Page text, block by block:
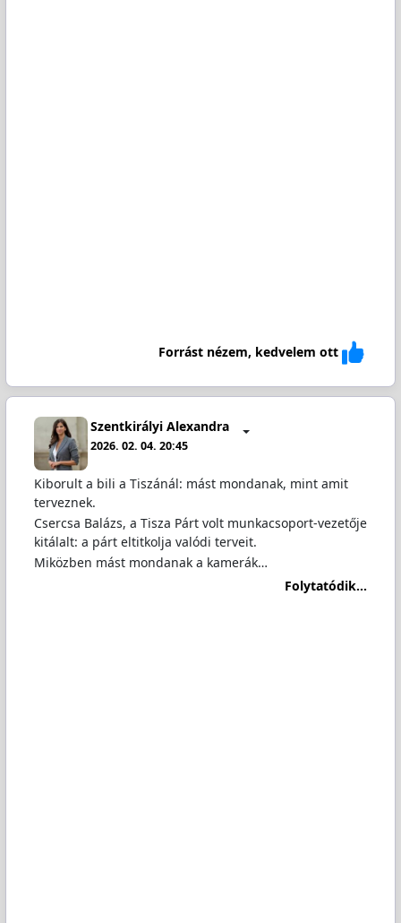
Forrást nézem, kedvelem ott
Szentkirályi Alexandra
2026. 02. 04. 20:45
Kiborult a bili a Tiszánál: mást mondanak, mint amit
terveznek.
Csercsa Balázs, a Tisza Párt volt munkacsoport-vezetője
kitálalt: a párt eltitkolja valódi terveit.
Miközben mást mondanak a kamerák…
Folytatódik...